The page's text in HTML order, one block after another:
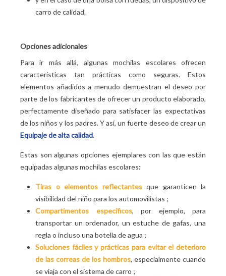
carro de calidad.
Opciones adicionales
Para ir más allá, algunas mochilas escolares ofrecen
características tan prácticas como seguras. Estos
elementos añadidos a menudo demuestran el deseo por
parte de los fabricantes de ofrecer un producto elaborado,
perfectamente diseñado para satisfacer las expectativas
de los niños y los padres. Y así, un fuerte deseo de crear un
Equipaje de alta calidad.
Estas son algunas opciones ejemplares con las que están
equipadas algunas mochilas escolares:
Tiras o elementos reflectantesque garanticen la
visibilidad del niño para los automovilistas ;
Compartimentos específicos, por ejemplo, para
transportar un ordenador, un estuche de gafas, una
regla o incluso una botella de agua ;
Soluciones fáciles y prácticas para evitar el deterioro
de las correas de los hombros, especialmente cuando
se viaja con el sistema de carro ;